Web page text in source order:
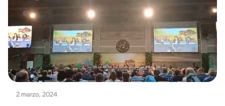
2 marzo, 2024